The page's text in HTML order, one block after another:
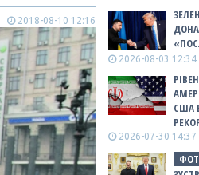
2018-08-10 12:16
2026-08-03 12:34
США
2026-07-30 14:37